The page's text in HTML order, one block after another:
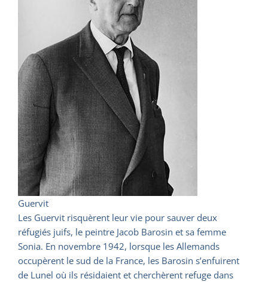
Guervit
Les Guervit risquèrent leur vie pour sauver deux
réfugiés juifs, le peintre Jacob Barosin et sa femme
Sonia. En novembre 1942, lorsque les Allemands
occupèrent le sud de la France, les Barosin s’enfuirent
de Lunel où ils résidaient et cherchèrent refuge dans